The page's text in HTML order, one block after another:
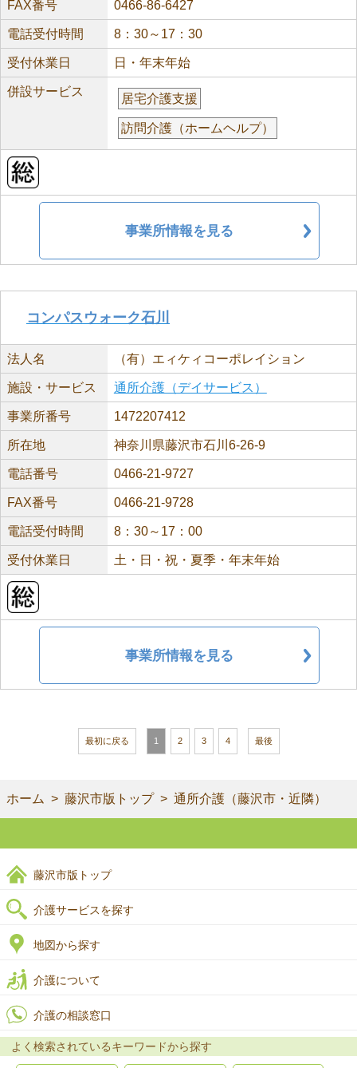
FAX番号 0466-86-6427
電話受付時間 8：30～17：30
受付休業日 日・年末年始
併設サービス
居宅介護支援
訪問介護（ホームヘルプ）
事業所情報を見る
コンパスウォーク石川
法人名 （有）エィケィコーポレイション
施設・サービス 通所介護（デイサービス）
事業所番号 1472207412
所在地 神奈川県藤沢市石川6-26-9
電話番号 0466-21-9727
FAX番号 0466-21-9728
電話受付時間 8：30～17：00
受付休業日 土・日・祝・夏季・年末年始
事業所情報を見る
最初に戻る 1 2 3 4 最後
ホーム 藤沢市版トップ 通所介護（藤沢市・近隣）
藤沢市版トップ
介護サービスを探す
地図から探す
介護について
介護の相談窓口
よく検索されているキーワードから探す